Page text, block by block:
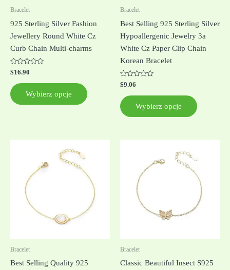
Bracelet
925 Sterling Silver Fashion
Jewellery Round White Cz
Curb Chain Multi-charms
Oceniono
0
na
5
$16.90
Wybierz opcje
Bracelet
Best Selling 925 Sterling Silver
Hypoallergenic Jewelry 3a
White Cz Paper Clip Chain
Korean Bracelet
Oceniono
0
na
5
$9.06
Wybierz opcje
produktu
Bracelet
Best Selling Quality 925
Bracelet
Classic Beautiful Insect S925
produkt
wiele
Opcje